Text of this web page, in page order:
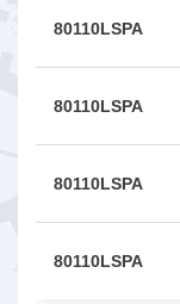
80110LSPA
80110LSPA
80110LSPA
80110LSPA